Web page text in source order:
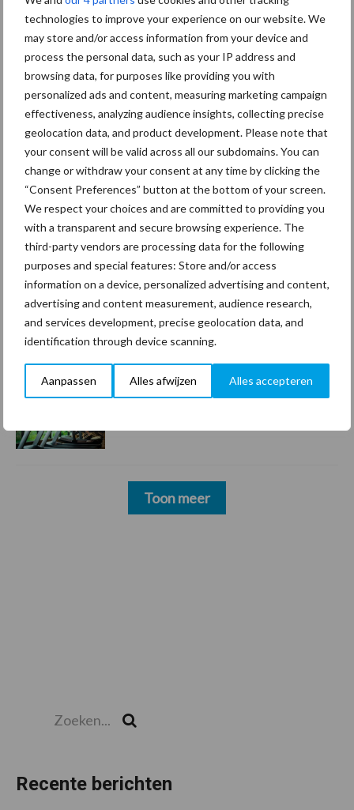
technologies to improve your experience on our website. We
may store and/or access information from your device and
process the personal data, such as your IP address and
browsing data, for purposes like providing you with
personalized ads and content, measuring marketing campaign
effectiveness, analyzing audience insights, collecting precise
geolocation data, and product development. Please note that
your consent will be valid across all our subdomains. You can
change or withdraw your consent at any time by clicking the
“Consent Preferences” button at the bottom of your screen.
We respect your choices and are committed to providing you
with a transparent and secure browsing experience. The
third-party vendors are processing data for the following
purposes and special features: Store and/or access
information on a device, personalized advertising and content,
advertising and content measurement, audience research,
and services development, precise geolocation data, and
identification through device scanning.
Aanpassen Alles afwijzen Alles accepteren
Primaire
Sidebar
Recent nieuws Partner nieuws
30 dec
Hervorming flexibele
arbeidscontracten kent mitsen en
maren
29 dec
Freddy van de Ridder Cleaners:
“Glazenwassen zit in m’n bloed,
maar innoveren is mijn toekomst”
24 dec
Friendship Sports Centre maakt
vrienden voor het leven
23 dec
Business Apps: breng rust in de
schoonmaakchaos
22 dec
Sportschool Saints & Stars moet
Toon meer
Recente berichten